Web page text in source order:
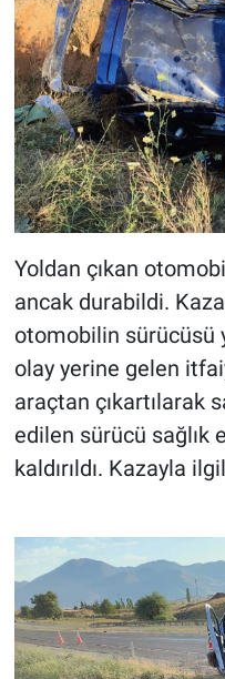
Yoldan çıkan
ancak durabildi.
otomobilin sürücüsü
olay yerine gelen
araçtan çıkartılarak
edilen sürücü sağlık
kaldırıldı. Kazayla
ÇEVRE
HABERDE İNSAN
EĞİTİM
BİLİM VE
Güvenlik
Bölge